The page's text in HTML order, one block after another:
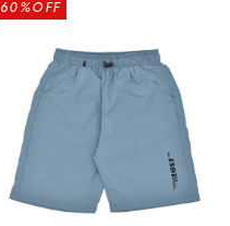
60%OFF